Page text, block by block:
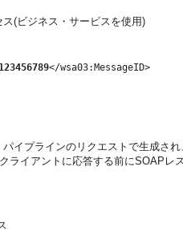
(ビジネス・サービスを使用)
</wsa03:MessageID>
イプラインのリクエストで生成さ
ライアントに応答する前にSOAP